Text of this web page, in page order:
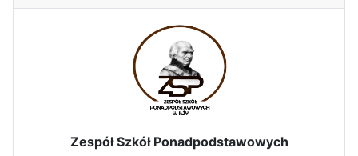
Zespół Szkół Ponadpodstawowych